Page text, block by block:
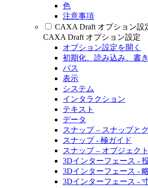
色
注意事項
CAXA Draft オプション設
CAXA Draft オプション設定
オプション設定を開く
初期化、読み込み、書
パス
表示
システム
インタラクション
テキスト
データ
スナップ – スナップと
スナップ - 極ガイド
スナップ – オブジェク
3Dインターフェース -
3Dインターフェース -
3Dインターフェース -